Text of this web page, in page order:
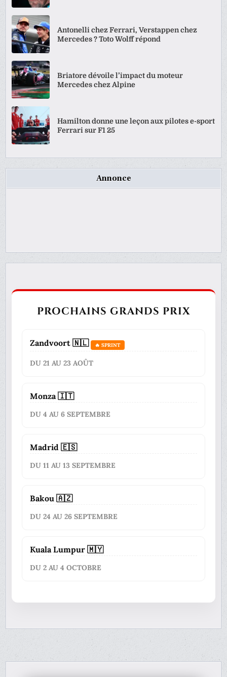
Antonelli chez Ferrari, Verstappen chez
Mercedes ? Toto Wolff répond
Briatore dévoile l’impact du moteur
Mercedes chez Alpine
Hamilton donne une leçon aux pilotes e-sport
Ferrari sur F1 25
Annonce
PROCHAINS GRANDS PRIX
Zandvoort 🇳🇱 🔥 SPRINT
DU 21 AU 23 AOÛT
Monza 🇮🇹
DU 4 AU 6 SEPTEMBRE
Madrid 🇪🇸
DU 11 AU 13 SEPTEMBRE
Bakou 🇦🇿
DU 24 AU 26 SEPTEMBRE
Kuala Lumpur 🇲🇾
DU 2 AU 4 OCTOBRE